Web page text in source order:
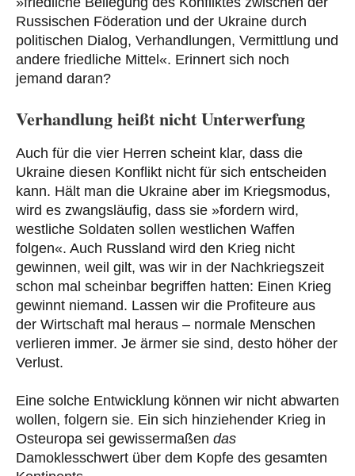
Russischen Föderation und der Ukraine durch
politischen Dialog, Verhandlungen, Vermittlung und
andere friedliche Mittel«. Erinnert sich noch
jemand daran?
Verhandlung heißt nicht Unterwerfung
Auch für die vier Herren scheint klar, dass die
Ukraine diesen Konflikt nicht für sich entscheiden
kann. Hält man die Ukraine aber im Kriegsmodus,
wird es zwangsläufig, dass sie »fordern wird,
westliche Soldaten sollen westlichen Waffen
folgen«. Auch Russland wird den Krieg nicht
gewinnen, weil gilt, was wir in der Nachkriegszeit
schon mal scheinbar begriffen hatten: Einen Krieg
gewinnt niemand. Lassen wir die Profiteure aus
der Wirtschaft mal heraus – normale Menschen
verlieren immer. Je ärmer sie sind, desto höher der
Verlust.
Eine solche Entwicklung können wir nicht abwarten
wollen, folgern sie. Ein sich hinziehender Krieg in
Osteuropa sei gewissermaßen das
Damoklesschwert über dem Kopfe des gesamten